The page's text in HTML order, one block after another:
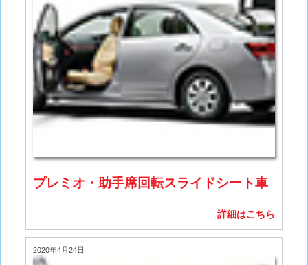
プレミオ・助手席回転スライドシート車
詳細はこちら
2020年4月24日